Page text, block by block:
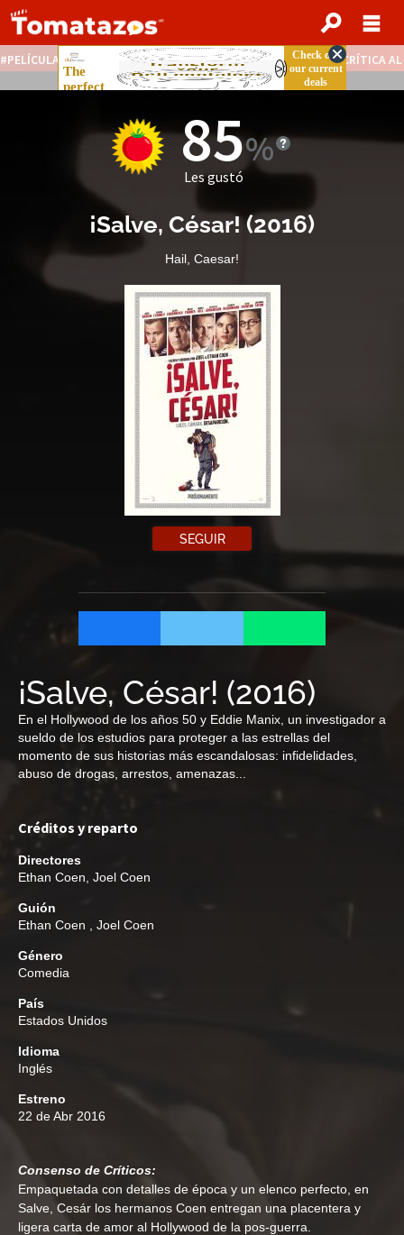
PELÍCULAS STREAMING GRATIS NOTICIAS DESTACADAS CRÍTICA
85
Les gustó
¡Salve, César!(2016)
Hail, Caesar!
SEGUIR
¡Salve, César! (2016)
En el Hollywood de los años 50 y Eddie Manix, un investigador a
sueldo de los estudios para proteger a las estrellas del
momento de sus historias más escandalosas: infidelidades,
abuso de drogas, arrestos, amenazas...
Créditos y reparto
Directores
Ethan Coen Joel Coen
Guión
Ethan Coen
Joel Coen
Género
Comedia
País
Estados Unidos
Idioma
Inglés
Estreno
22 de Abr 2016
Consenso de Críticos:
Empaquetada con detalles de época y un elenco perfecto, en
Salve, Cesár los hermanos Coen entregan una placentera y
ligera carta de amor al Hollywood de la pos-guerra.